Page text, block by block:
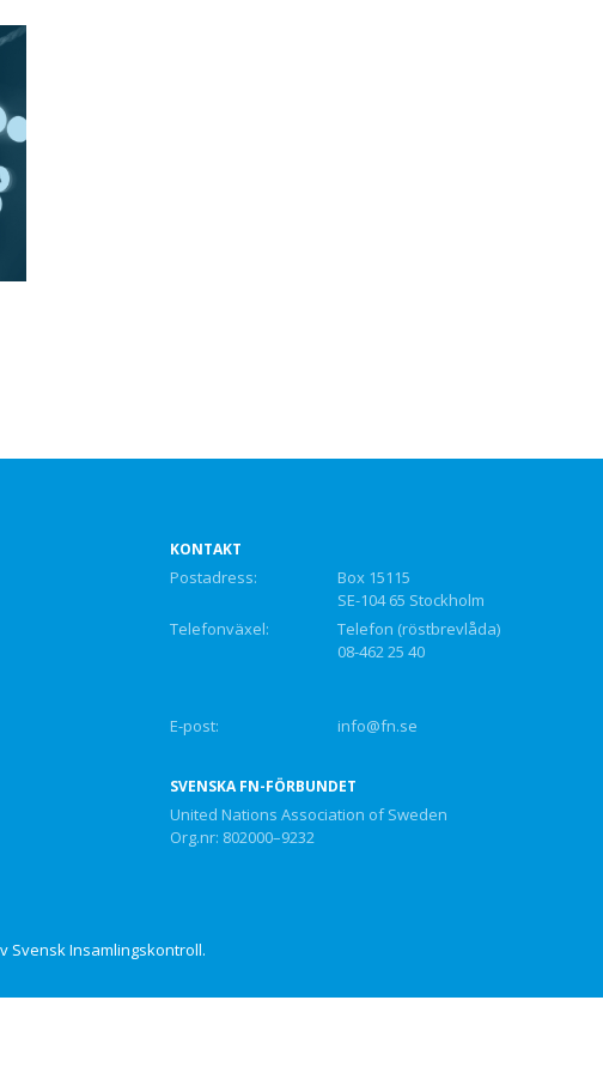
KONTAKT
Postadress:
Box 15115
SE-104 65 Stockholm
Telefonväxel:
Telefon (röstbrevlåda)
08-462 25 40
E-post: info@fn.se
SVENSKA FN-FÖRBUNDET
United Nations Association of Sweden
Org.nr: 802000–9232
Svensk Insamlingskontroll.